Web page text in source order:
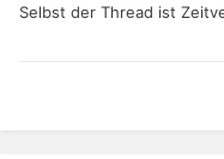
Selbst der Thread ist